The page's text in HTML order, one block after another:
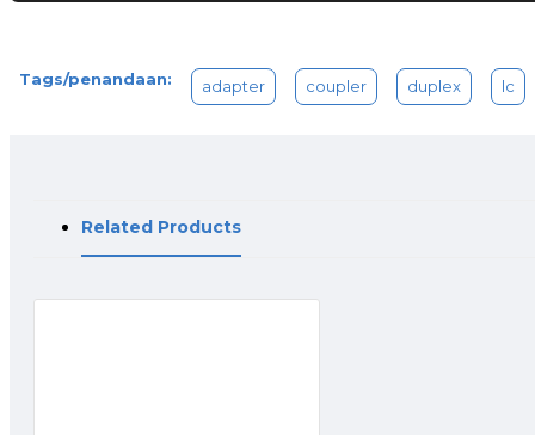
Tags/penandaan: adapter coupler duplex lc
Related Products